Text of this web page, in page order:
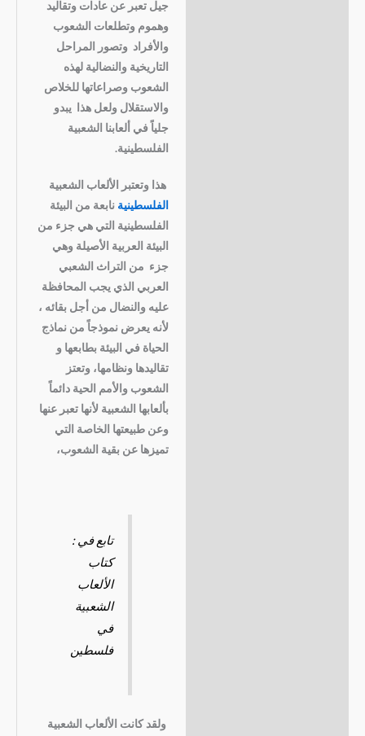
جيل تعبر عن عادات وتقاليد
وهموم وتطلعات الشعوب
والأفراد وتصور المراحل
التاريخية والنضالية لهذه
الشعوب وصراعاتها للخلاص
والاستقلال ولعل هذا يبدو
جلياً في ألعابنا الشعبية
الفلسطينية.
هذا وتعتبر الألعاب الشعبية
الفلسطينية نابعة من البيئة
الفلسطينية التي هي جزء من
البيئة العربية الأصيلة وهي
جزء من التراث الشعبي
العربي الذي يجب المحافظة
عليه والنضال من أجل بقائه ،
لأنه يعرض نموذجاً من نماذج
الحياة في البيئة بطابعها و
تقاليدها ونظامها، وتعتز
الشعوب والأمم الحية دائماً
بألعابها الشعبية لأنها تعبر عنها
وعن طبيعتها الخاصة التي
تميزها عن بقية الشعوب،
تابع في :
كتاب
الألعاب
الشعبية
في
فلسطين
ولقد كانت الألعاب الشعبية